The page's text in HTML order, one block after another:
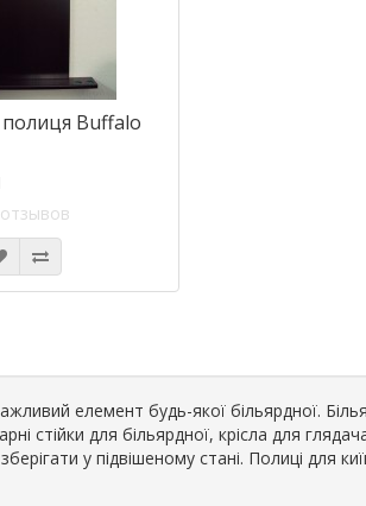
Buffalo
елемент будь-якої більярдної.
стійки для більярдної, крісла для
у підвішеному стані. Полиці для